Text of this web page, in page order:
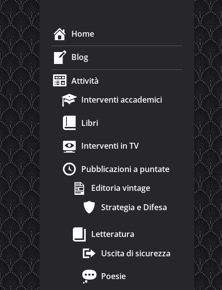
Home
Blog
Attività
Interventi accademici
Libri
Interventi in TV
Pubblicazioni a puntate
Editoria vintage
Strategia e Difesa
Letteratura
Uscita di sicurezza
Poesie